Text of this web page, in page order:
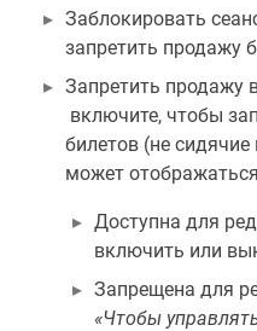
Заблокировать
запретить продажу
Запретить продажу
включите, чтобы
билетов (не
может
Доступна для
включить или
Запрещена для
«Чтобы